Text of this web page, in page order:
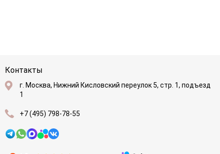
Контакты
г. Москва, Нижний Кисловский переулок 5, стр. 1, подъезд
1
+7 (495) 798-78-55